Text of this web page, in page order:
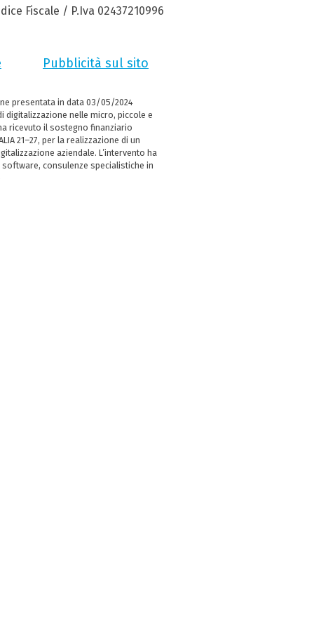
Fiscale / P.Iva 02437210996
Pubblicità sul sito
presentata in data 03/05/2024
digitalizzazione nelle micro, piccole e
ricevuto il sostegno finanziario
21–27, per la realizzazione di un
aziendale. L’intervento ha
consulenze specialistiche in